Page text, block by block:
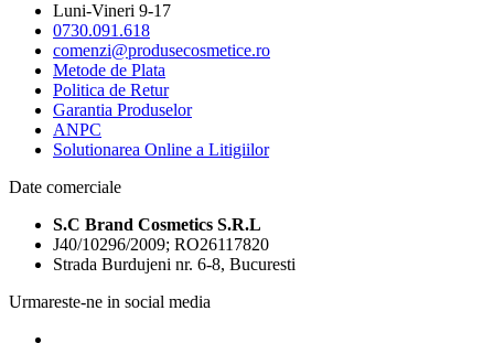
Luni-Vineri 9-17
0730.091.618
comenzi@produsecosmetice.ro
Metode de Plata
Politica de Retur
Garantia Produselor
ANPC
Solutionarea Online a Litigiilor
Date comerciale
S.C Brand Cosmetics S.R.L
J40/10296/2009; RO26117820
Strada Burdujeni nr. 6-8, Bucuresti
Urmareste-ne in social media